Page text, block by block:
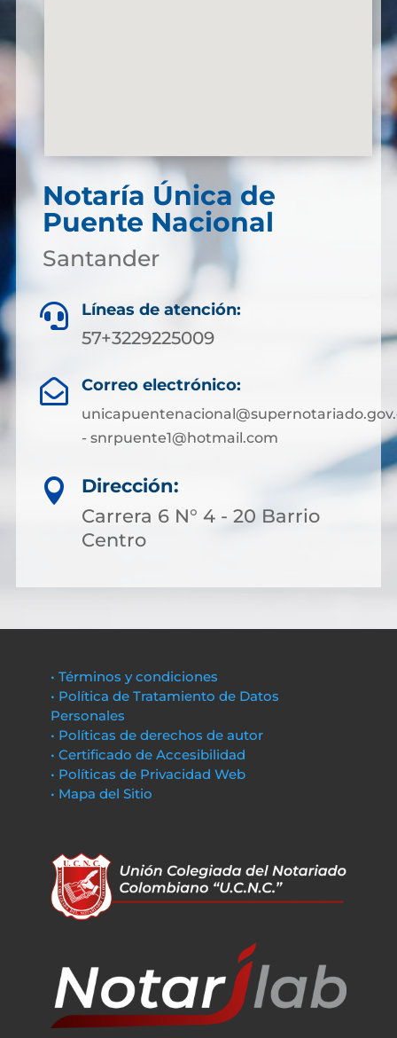
Notaría Única de
Puente Nacional
Santander
 Líneas de atención:
57+3229225009
 Correo electrónico:
- snrpuente1@hotmail.com

Dirección:
Carrera 6 N° 4 - 20 Barrio
Centro
• Términos y condiciones
• Política de Tratamiento de Datos
Personales
• Políticas de derechos de autor
• Certificado de Accesibilidad
• Políticas de Privacidad Web
• Mapa del Sitio